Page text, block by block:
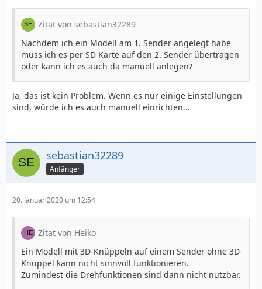
Zitat von sebastian32289
Nachdem ich ein Modell am 1. Sender angelegt habe
muss ich es per SD Karte auf den 2. Sender übertragen
oder kann ich es auch da manuell anlegen?
Ja, das ist kein Problem. Wenn es nur einige Einstellungen
sind, würde ich es auch manuell einrichten...
sebastian32289
Anfänger
20. Januar 2020 um 12:54
Zitat von Heiko
Ein Modell mit 3D-Knüppeln auf einem Sender ohne 3D-
Knüppel kann nicht sinnvoll funktionieren.
Zumindest die Drehfunktionen sind dann nicht nutzbar.